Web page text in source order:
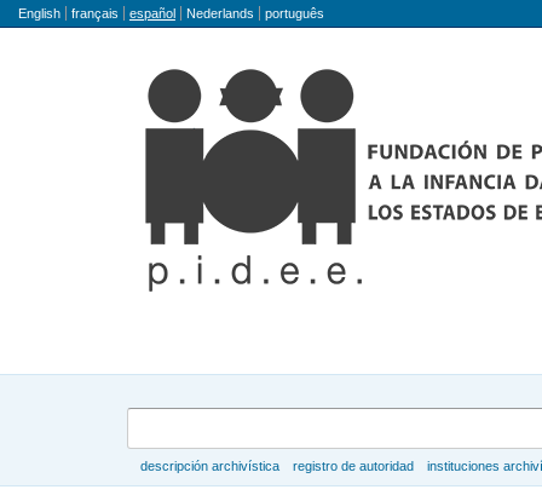
Idioma
English français español Nederlands português
descripción archivística registro de autoridad instituciones